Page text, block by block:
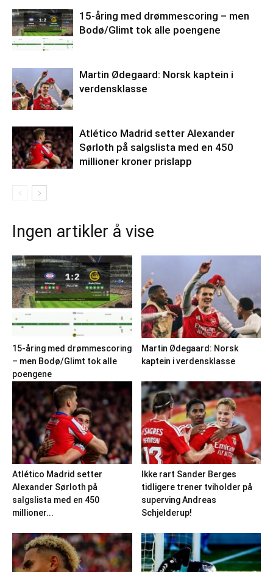
15-åring med drømmescoring – men
Bodø/Glimt tok alle poengene
Martin Ødegaard: Norsk kaptein i
verdensklasse
Atlético Madrid setter Alexander
Sørloth på salgslista med en 450
millioner kroner prislapp
Ingen artikler å vise
15-åring med drømmescoring
– men Bodø/Glimt tok alle
poengene
Martin Ødegaard: Norsk
kaptein i verdensklasse
Atlético Madrid setter
Alexander Sørloth på
salgslista med en 450
millioner...
Ikke rart Sander Berges
tidligere trener tviholder på
superving Andreas
Schjelderup!